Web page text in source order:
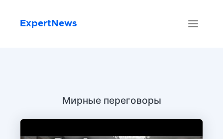
ExpertNews
Мирные переговоры